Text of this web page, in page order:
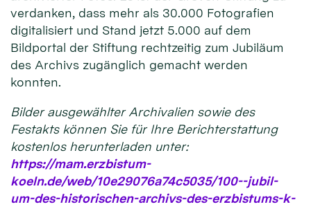
verdanken, dass mehr als 30.000 Fotografien
digitalisiert und Stand jetzt 5.000 auf dem
Bildportal der Stiftung rechtzeitig zum Jubiläum
des Archivs zugänglich gemacht werden
konnten.
Bilder ausgewählter Archivalien sowie des
Festakts können Sie für Ihre Berichterstattung
kostenlos herunterladen unter:
https://mam.erzbistum-
koeln.de/web/10e29076a74c5035/100--jubil-
um-des-historischen-archivs-des-erzbistums-k-